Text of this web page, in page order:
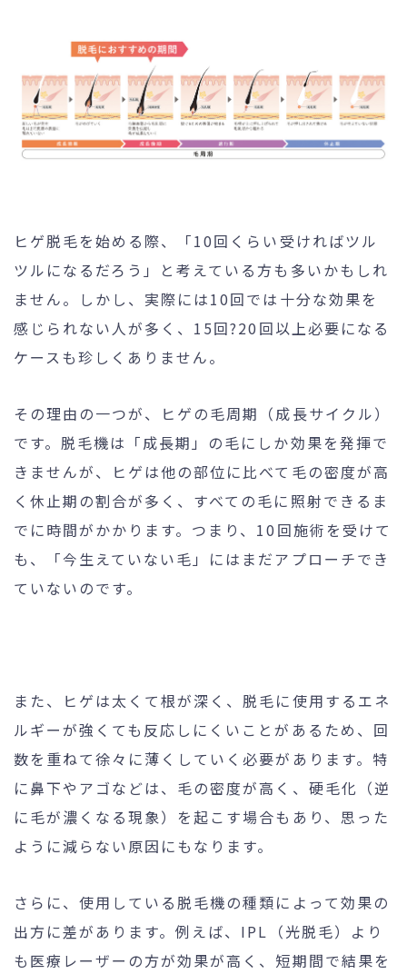
ヒゲ脱毛を始める際、「10回くらい受ければツル
ツルになるだろう」と考えている方も多いかもしれ
ません。しかし、実際には10回では十分な効果を
感じられない人が多く、15回?20回以上必要になる
ケースも珍しくありません。
その理由の一つが、ヒゲの毛周期（成長サイクル）
です。脱毛機は「成長期」の毛にしか効果を発揮で
きませんが、ヒゲは他の部位に比べて毛の密度が高
く休止期の割合が多く、すべての毛に照射できるま
でに時間がかかります。つまり、10回施術を受けて
も、「今生えていない毛」にはまだアプローチでき
ていないのです。
また、ヒゲは太くて根が深く、脱毛に使用するエネ
ルギーが強くても反応しにくいことがあるため、回
数を重ねて徐々に薄くしていく必要があります。特
に鼻下やアゴなどは、毛の密度が高く、硬毛化（逆
に毛が濃くなる現象）を起こす場合もあり、思った
ように減らない原因にもなります。
さらに、使用している脱毛機の種類によって効果の
出方に差があります。例えば、IPL（光脱毛）より
も医療レーザーの方が効果が高く、短期間で結果を